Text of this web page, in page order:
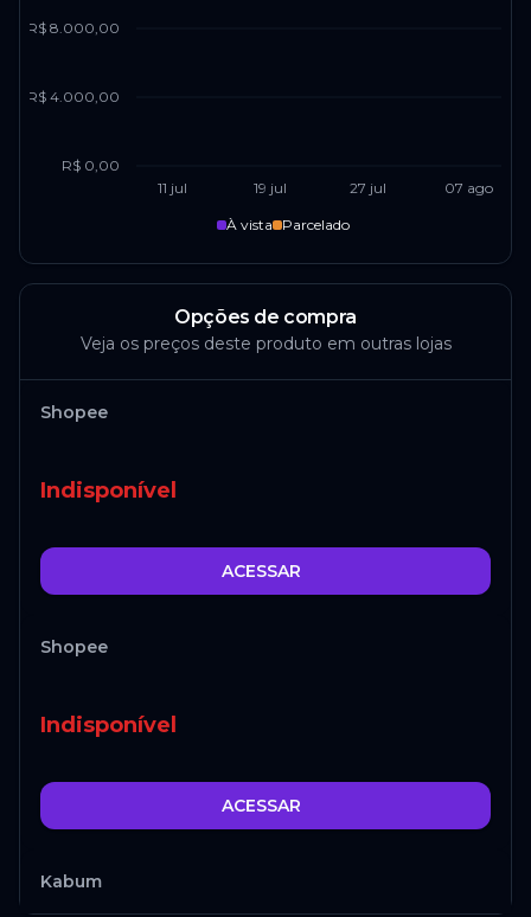
11 jul 19 jul 27 jul 07 ago
R$ 0,00
R$ 4.000,00
R$ 8.000,00
À vista Parcelado
Opções de compra
Veja os preços deste produto em outras lojas
Shopee
Indisponível
ACESSAR
Shopee
Indisponível
ACESSAR
Kabum